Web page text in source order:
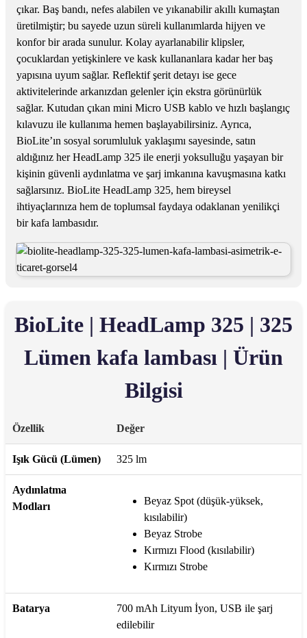
çıkar. Baş bandı, nefes alabilen ve yıkanabilir akıllı kumaştan
üretilmiştir; bu sayede uzun süreli kullanımlarda hijyen ve
konfor bir arada sunulur. Kolay ayarlanabilir klipsler,
çocuklardan yetişkinlere ve kask kullananlara kadar her baş
yapısına uyum sağlar. Reflektif şerit detayı ise gece
aktivitelerinde arkanızdan gelenler için ekstra görünürlük
sağlar. Kutudan çıkan mini Micro USB kablo ve hızlı başlangıç
kılavuzu ile kullanıma hemen başlayabilirsiniz. Ayrıca,
BioLite’ın sosyal sorumluluk yaklaşımı sayesinde, satın
aldığınız her HeadLamp 325 ile enerji yoksulluğu yaşayan bir
kişinin güvenli aydınlatma ve şarj imkanına kavuşmasına katkı
sağlarsınız. BioLite HeadLamp 325, hem bireysel
ihtiyaçlarınıza hem de toplumsal faydaya odaklanan yenilikçi
bir kafa lambasıdır.
BioLite | HeadLamp 325 | 325
Lümen kafa lambası | Ürün
Bilgisi
Özellik Değer
Işık Gücü (Lümen) 325 lm
Aydınlatma
Modları
Beyaz Spot (düşük-yüksek,
kısılabilir)
Beyaz Strobe
Kırmızı Flood (kısılabilir)
Kırmızı Strobe
Batarya
700 mAh Lityum İyon, USB ile şarj
edilebilir